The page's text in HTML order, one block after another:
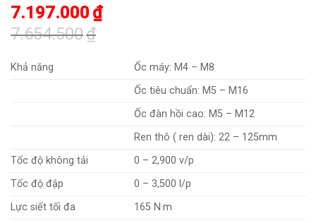
7.654.500₫
gốc
7.197.000 ₫
hiện
Khả năng
Ốc máy: M4 – M8
Ốc tiêu chuẩn: M5 – M16
Ốc đàn hồi cao: M5 – M12
Ren thô ( ren dài): 22 – 125mm
Tốc độ không tải
0 – 2,900 v/p
Tốc độ đập
0 – 3,500 l/p
Lực siết tối đa
165 N·m